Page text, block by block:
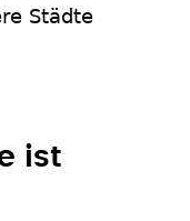
Städte
ist